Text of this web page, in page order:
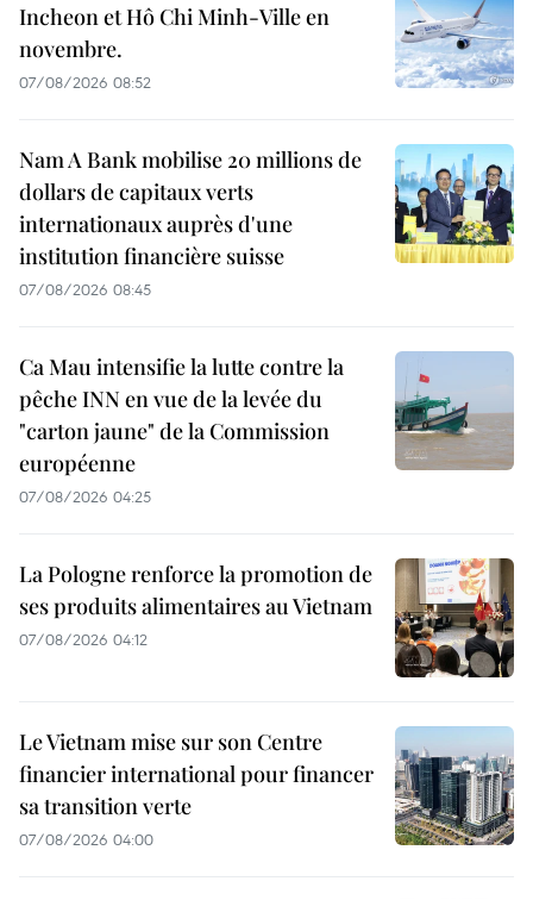
Incheon et Hô Chi Minh-Ville en
novembre.
07/08/2026 08:52
Nam A Bank mobilise 20 millions de
dollars de capitaux verts
internationaux auprès d'une
institution financière suisse
07/08/2026 08:45
Ca Mau intensifie la lutte contre la
pêche INN en vue de la levée du
"carton jaune" de la Commission
européenne
07/08/2026 04:25
La Pologne renforce la promotion de
ses produits alimentaires au Vietnam
07/08/2026 04:12
Le Vietnam mise sur son Centre
financier international pour financer
sa transition verte
07/08/2026 04:00